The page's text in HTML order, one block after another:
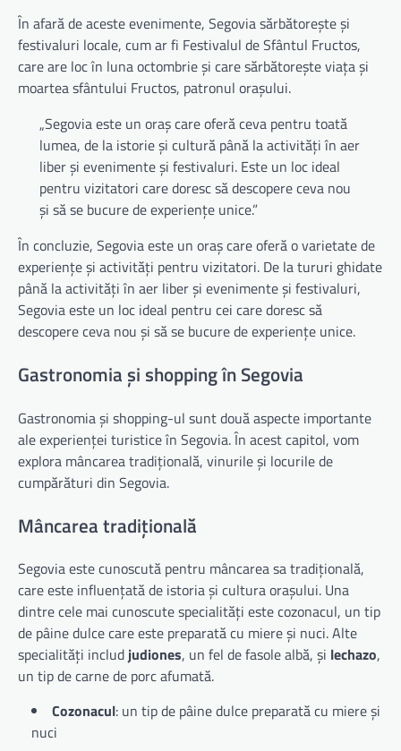
În afară de aceste evenimente, Segovia sărbătorește și
festivaluri locale, cum ar fi Festivalul de Sfântul Fructos,
care are loc în luna octombrie și care sărbătorește viața și
moartea sfântului Fructos, patronul orașului.
„Segovia este un oraș care oferă ceva pentru toată
lumea, de la istorie și cultură până la activități în aer
liber și evenimente și festivaluri. Este un loc ideal
pentru vizitatori care doresc să descopere ceva nou
și să se bucure de experiențe unice.”
În concluzie, Segovia este un oraș care oferă o varietate de
experiențe și activități pentru vizitatori. De la tururi ghidate
până la activități în aer liber și evenimente și festivaluri,
Segovia este un loc ideal pentru cei care doresc să
descopere ceva nou și să se bucure de experiențe unice.
Gastronomia și shopping în Segovia
Gastronomia și shopping-ul sunt două aspecte importante
ale experienței turistice în Segovia. În acest capitol, vom
explora mâncarea tradițională, vinurile și locurile de
cumpărături din Segovia.
Mâncarea tradițională
Segovia este cunoscută pentru mâncarea sa tradițională,
care este influențată de istoria și cultura orașului. Una
dintre cele mai cunoscute specialități este cozonacul, un tip
de pâine dulce care este preparată cu miere și nuci. Alte
specialități includ judiones, un fel de fasole albă, și lechazo,
un tip de carne de porc afumată.
Cozonacul: un tip de pâine dulce preparată cu miere și
nuci